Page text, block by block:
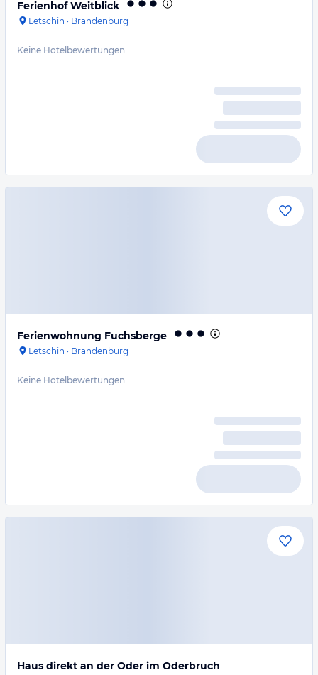
Ferienhof Weitblick
Letschin · Brandenburg
Keine Hotelbewertungen
Ferienwohnung Fuchsberge
Letschin · Brandenburg
Keine Hotelbewertungen
Haus direkt an der Oder im Oderbruch